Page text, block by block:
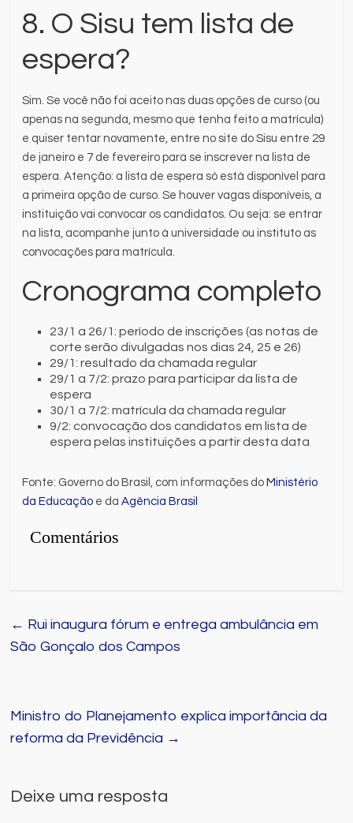
8. O Sisu tem lista de
espera?
Sim. Se você não foi aceito nas duas opções de curso (ou
apenas na segunda, mesmo que tenha feito a matrícula)
e quiser tentar novamente, entre no site do Sisu entre 29
de janeiro e 7 de fevereiro para se inscrever na lista de
espera. Atenção: a lista de espera só está disponível para
a primeira opção de curso. Se houver vagas disponíveis, a
instituição vai convocar os candidatos. Ou seja: se entrar
na lista, acompanhe junto à universidade ou instituto as
convocações para matrícula.
Cronograma completo
23/1 a 26/1: período de inscrições (as notas de
corte serão divulgadas nos dias 24, 25 e 26)
29/1: resultado da chamada regular
29/1 a 7/2: prazo para participar da lista de
espera
30/1 a 7/2: matrícula da chamada regular
9/2: convocação dos candidatos em lista de
espera pelas instituições a partir desta data
Fonte: Governo do Brasil, com informações do Ministério
da Educação e daAgência Brasil
Comentários
← Rui inaugura fórum e entrega ambulância em
São Gonçalo dos Campos
Ministro do Planejamento explica importância da
reforma da Previdência →
Deixe uma resposta